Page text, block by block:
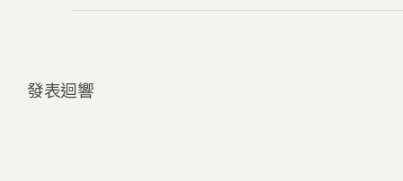
發表迴響